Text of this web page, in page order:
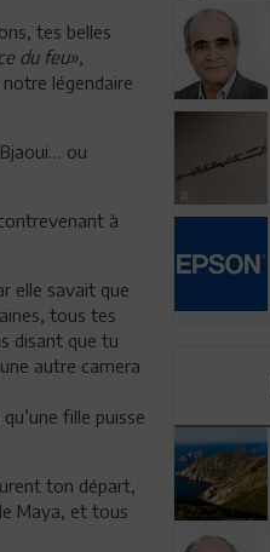
tes belles
du feu»,
notre légendaire
ou
à
elle savait que
tous tes
disant que tu
autre camera
fille puisse
ton départ,
Maya, et tous